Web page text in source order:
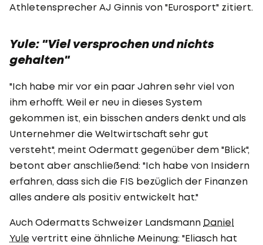
Athletensprecher AJ Ginnis von "Eurosport" zitiert.
Yule: "Viel versprochen und nichts
gehalten"
"Ich habe mir vor ein paar Jahren sehr viel von
ihm erhofft. Weil er neu in dieses System
gekommen ist, ein bisschen anders denkt und als
Unternehmer die Weltwirtschaft sehr gut
versteht", meint Odermatt gegenüber dem "Blick",
betont aber anschließend: "Ich habe von Insidern
erfahren, dass sich die FIS bezüglich der Finanzen
alles andere als positiv entwickelt hat."
Auch Odermatts Schweizer Landsmann Daniel
Yule vertritt eine ähnliche Meinung: "Eliasch hat